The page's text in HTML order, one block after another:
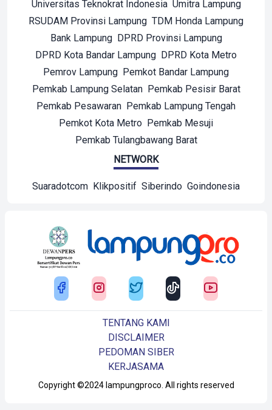
Universitas Teknokrat Indonesia Umitra Lampung
RSUDAM Provinsi Lampung TDM Honda Lampung
Bank Lampung DPRD Provinsi Lampung
DPRD Kota Bandar Lampung DPRD Kota Metro
Pemrov Lampung Pemkot Bandar Lampung
Pemkab Lampung Selatan Pemkab Pesisir Barat
Pemkab Pesawaran Pemkab Lampung Tengah
Pemkot Kota Metro Pemkab Mesuji
Pemkab Tulangbawang Barat
NETWORK
Suaradotcom Klikpositif Siberindo Goindonesia
Copyright ©2024 lampungproco. All rights reserved
TENTANG KAMI
DISCLAIMER
PEDOMAN SIBER
KERJASAMA